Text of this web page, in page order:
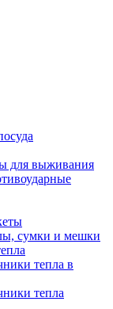
для выживания
сумки и мешки
тепла в
тепла